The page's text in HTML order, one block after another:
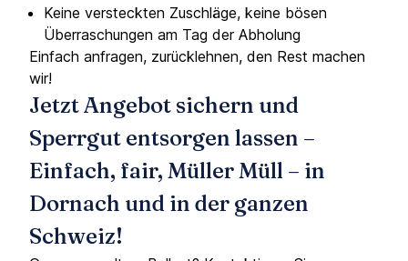
Keine versteckten Zuschläge, keine bösen
Überraschungen am Tag der Abholung
Einfach anfragen, zurücklehnen, den Rest machen
wir!
Jetzt Angebot sichern und
Sperrgut entsorgen lassen –
Einfach, fair, Müller Müll – in
Dornach und in der ganzen
Schweiz!